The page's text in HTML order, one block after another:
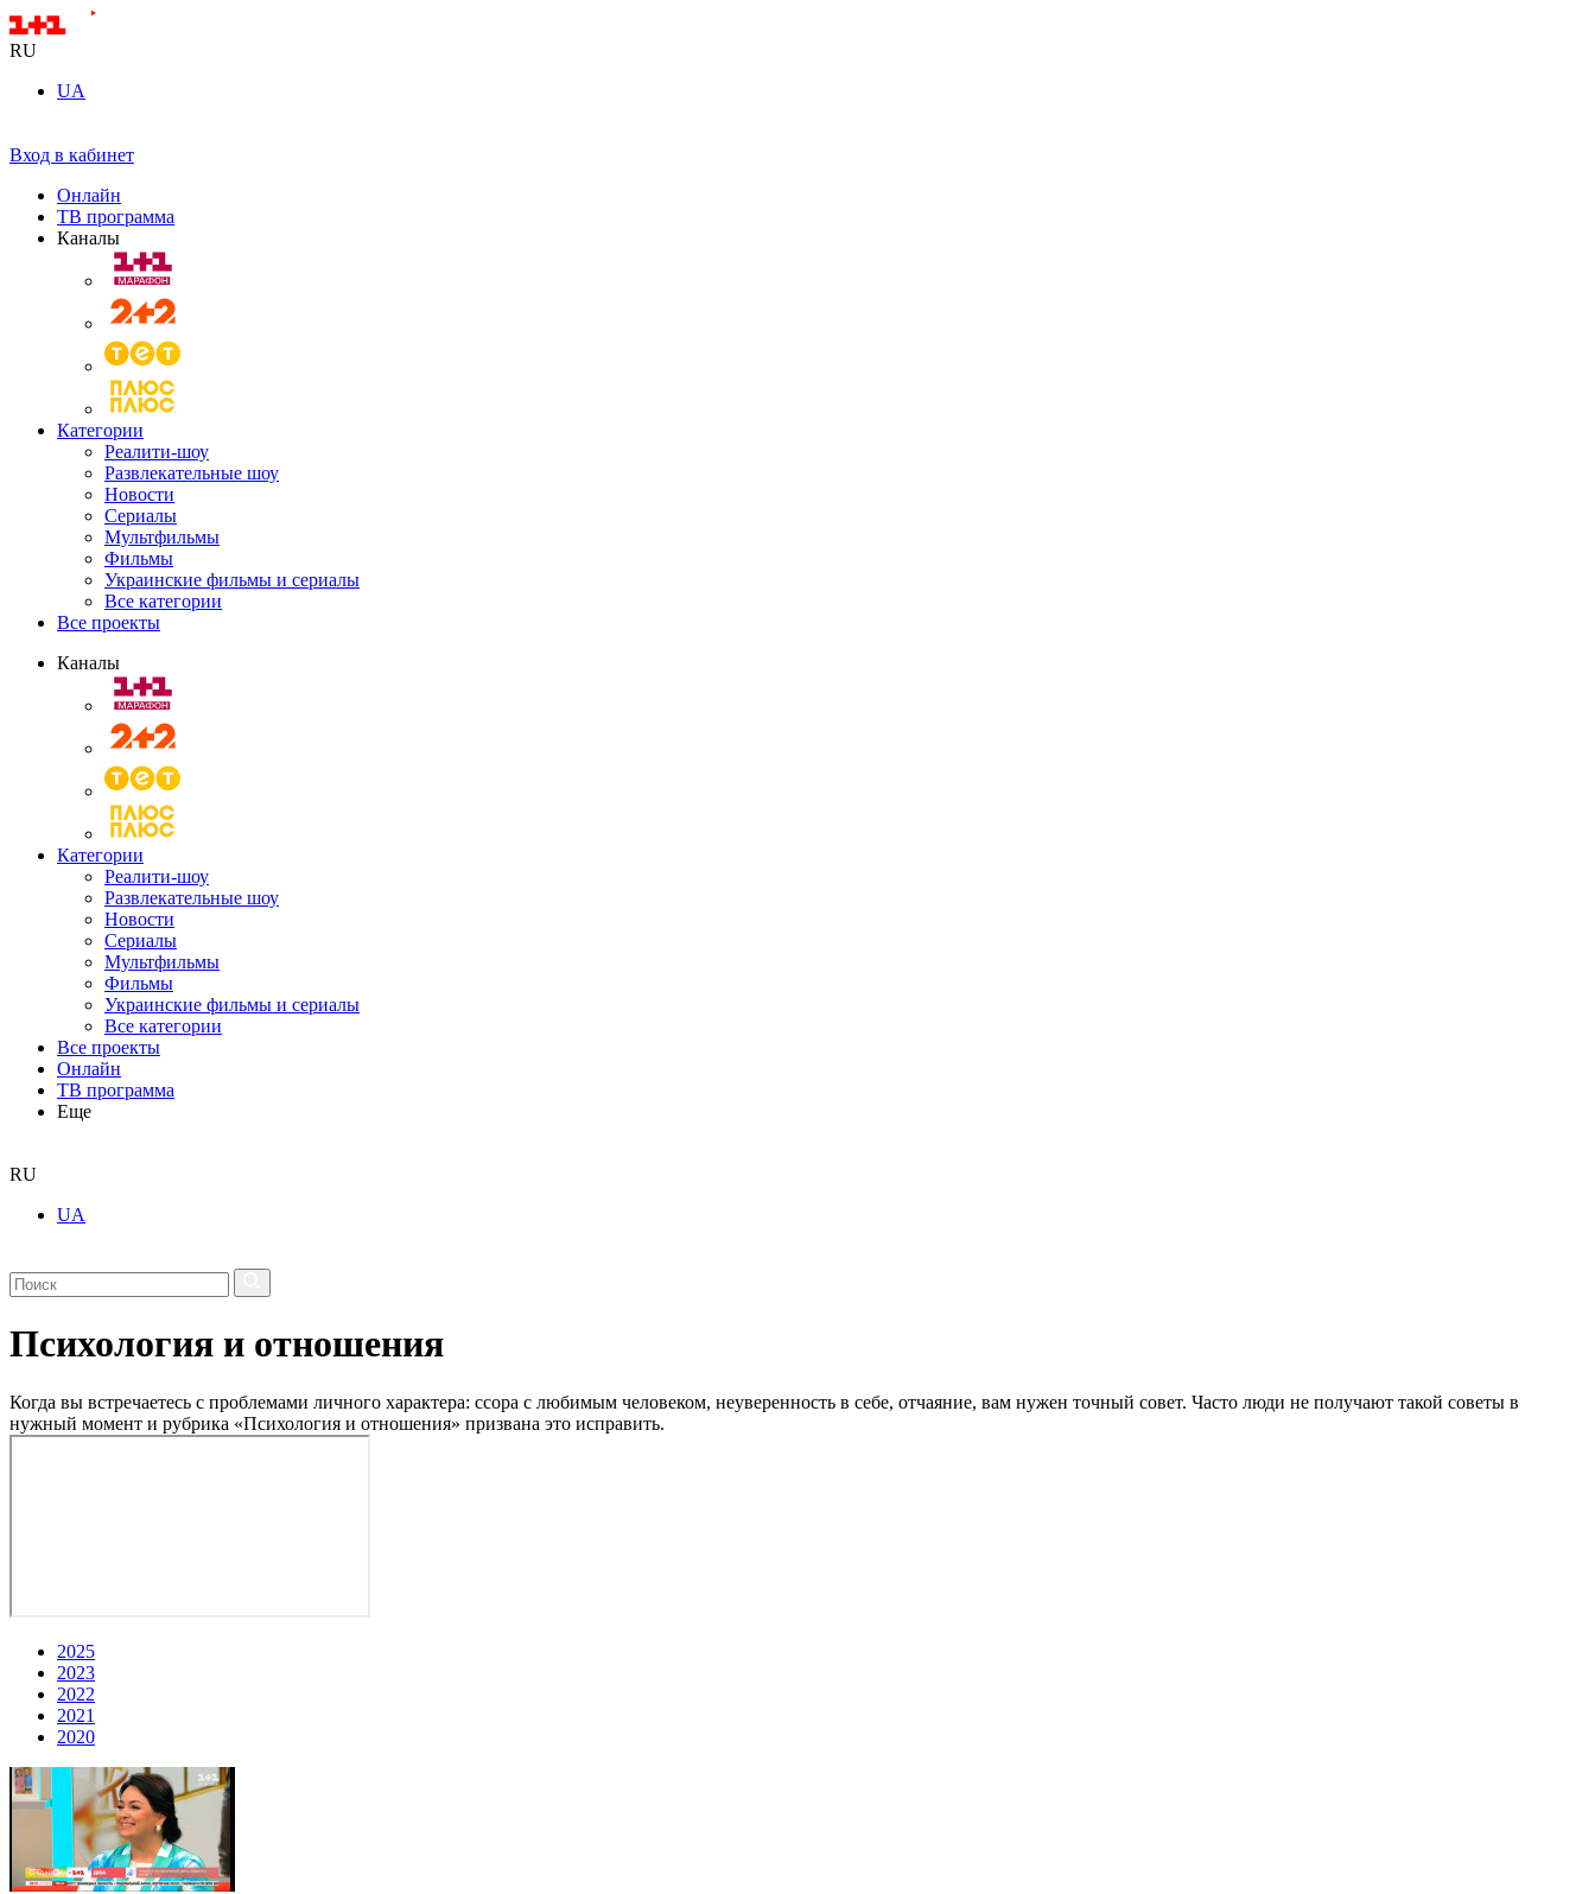
RU
UA
Вход в кабинет
Онлайн
ТВ программа
Каналы
Категории
Реалити-шоу
Развлекательные шоу
Новости
Сериалы
Мультфильмы
Фильмы
Украинские фильмы и сериалы
Все категории
Все проекты
Каналы
Категории
Реалити-шоу
Развлекательные шоу
Новости
Сериалы
Мультфильмы
Фильмы
Украинские фильмы и сериалы
Все категории
Все проекты
Онлайн
ТВ программа
Еще
RU
UA
Психология и отношения
Когда вы встречаетесь с проблемами личного характера: ссора с любимым человеком, неуверенность в себе, отчаяние, вам нужен точный совет. Часто люди не получают такой советы в
нужный момент и рубрика «Психология и отношения» призвана это исправить.
2025
2023
2022
2021
2020